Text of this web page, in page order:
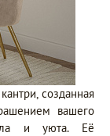
созданная
вашего
и уюта. Её